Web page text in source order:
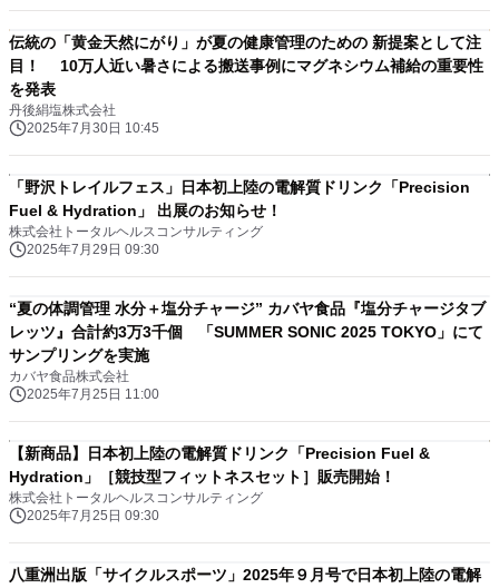
伝統の「黄金天然にがり」が夏の健康管理のための 新提案として注
目！ 10万人近い暑さによる搬送事例にマグネシウム補給の重要性
を発表
丹後絹塩株式会社
2025年7月30日 10:45
「野沢トレイルフェス」日本初上陸の電解質ドリンク「Precision
Fuel & Hydration」 出展のお知らせ！
株式会社トータルヘルスコンサルティング
2025年7月29日 09:30
“夏の体調管理 水分＋塩分チャージ” カバヤ食品『塩分チャージタブ
レッツ』合計約3万3千個 「SUMMER SONIC 2025 TOKYO」にて
サンプリングを実施
カバヤ食品株式会社
2025年7月25日 11:00
【新商品】日本初上陸の電解質ドリンク「Precision Fuel &
Hydration」［競技型フィットネスセット］販売開始！
株式会社トータルヘルスコンサルティング
2025年7月25日 09:30
八重洲出版「サイクルスポーツ」2025年９月号で日本初上陸の電解